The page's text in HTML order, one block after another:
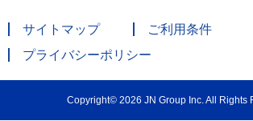
サイトマップ
ご利用条件
プライバシーポリシー
Copyright© 2026 JN Group Inc. All Rights